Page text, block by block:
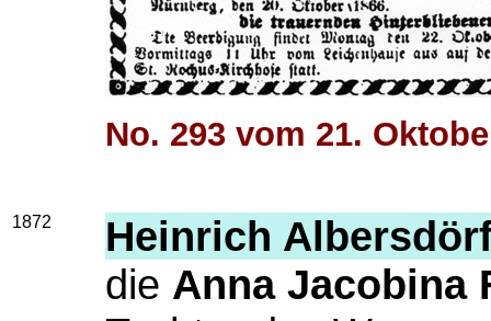
No. 293 vom 21.
1872
Heinrich
die Anna Jacobina